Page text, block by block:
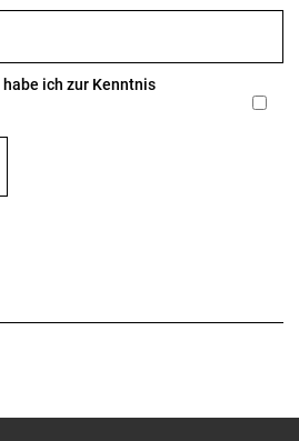
habe ich zur Kenntnis